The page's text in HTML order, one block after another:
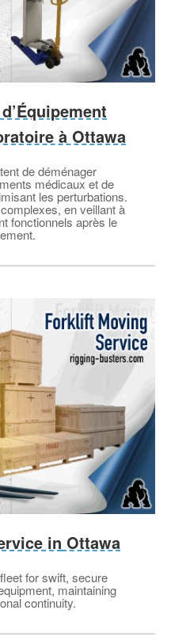
à Ottawa
de déménager
médicaux et de
les perturbations.
en veillant à
fonctionnels après le
in Ottawa
for swift, secure
maintaining
continuity.